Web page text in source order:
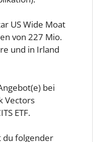
US Wide Moat
von 227 Mio.
und in Irland
bei
Vectors
ETF.
du folgender